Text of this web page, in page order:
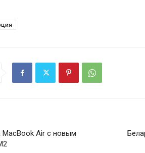
MacBook Air с новым